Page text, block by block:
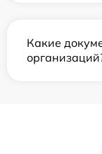
Какие